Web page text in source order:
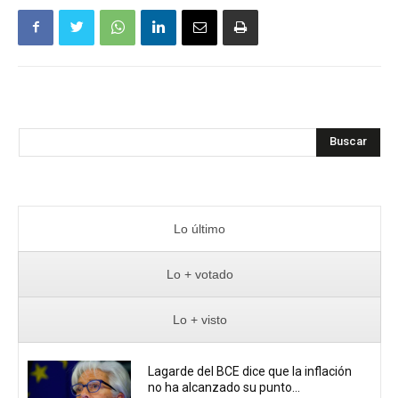
Buscar
Lo último
Lo + votado
Lo + visto
Lagarde del BCE dice que la inflación
no ha alcanzado su punto...